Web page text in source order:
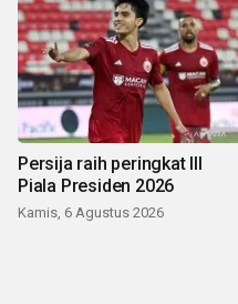
Persija raih peringkat III
Piala Presiden 2026
Kamis, 6 Agustus 2026